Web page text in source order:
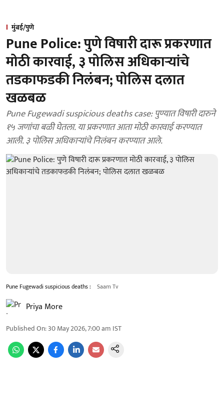
मुंबई/पुणे
Pune Police: पुणे विषारी दारू प्रकरणात
मोठी कारवाई, ३ पोलिस अधिकाऱ्यांचे
तडकाफडकी निलंबन; पोलिस दलात
खळबळ
Pune Fugewadi suspicious deaths case: पुण्यात विषारी दारुने
१५ जणांचा बळी घेतला. या प्रकरणात आता मोठी कारवाई करण्यात
आली. ३ पोलिस अधिकाऱ्यांचे निलंबन करण्यात आले.
Pune Fugewadi suspicious deaths : Saam Tv
Priya More
Published On:30 May 2026, 7:00 am IST